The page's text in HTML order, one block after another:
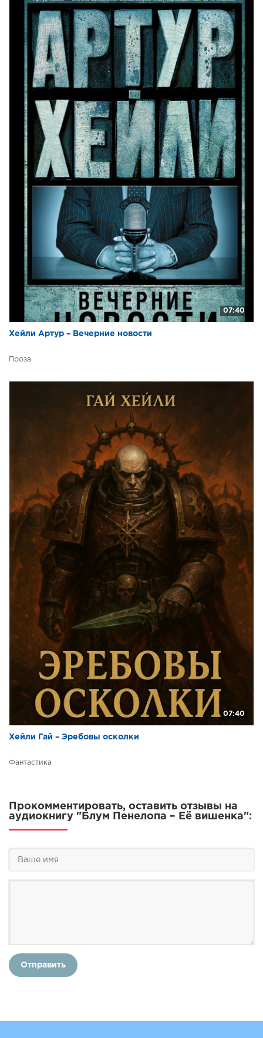
07:40
Хейли Артур – Вечерние новости
Проза
07:40
Хейли Гай – Эребовы осколки
Фантастика
Прокомментировать, оставить отзывы на
аудиокнигу "Блум Пенелопа – Её вишенка":
Отправить